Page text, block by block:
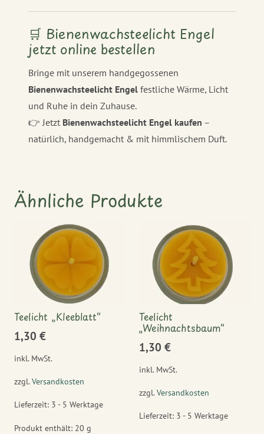
🛒 Bienenwachsteelicht Engel
jetzt online bestellen
Bringe mit unserem handgegossenen
Bienenwachsteelicht Engel festliche Wärme, Licht
und Ruhe in dein Zuhause.
👉 Jetzt Bienenwachsteelicht Engel kaufen –
natürlich, handgemacht & mit himmlischem Duft.
Ähnliche Produkte
Teelicht „Kleeblatt“
1,30 €
inkl. MwSt.
zzgl.Versandkosten
Lieferzeit: 3 - 5 Werktage
Produkt enthält: 20 g
Teelicht
„Weihnachtsbaum“
1,30 €
inkl. MwSt.
zzgl.Versandkosten
Lieferzeit: 3 - 5 Werktage